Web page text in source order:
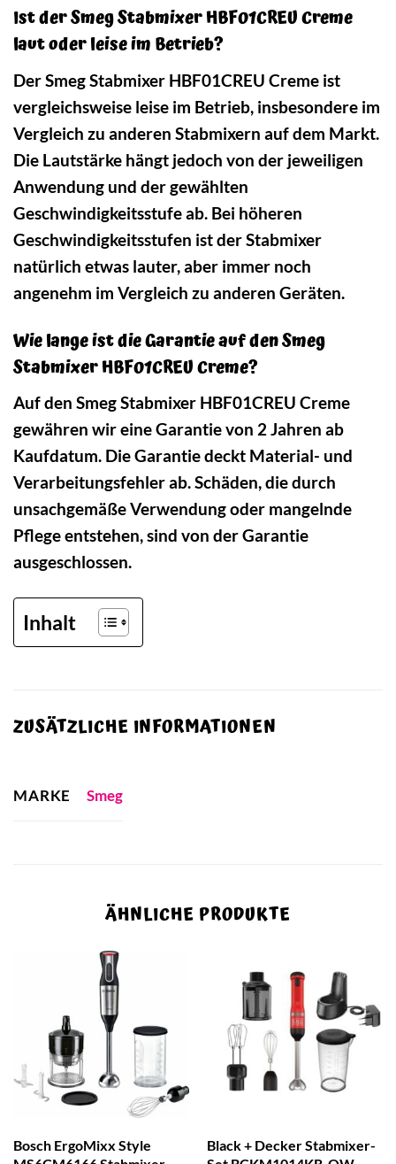
Ist der Smeg Stabmixer HBF01CREU Creme
laut oder leise im Betrieb?
Der Smeg Stabmixer HBF01CREU Creme ist
vergleichsweise leise im Betrieb, insbesondere im
Vergleich zu anderen Stabmixern auf dem Markt.
Die Lautstärke hängt jedoch von der jeweiligen
Anwendung und der gewählten
Geschwindigkeitsstufe ab. Bei höheren
Geschwindigkeitsstufen ist der Stabmixer
natürlich etwas lauter, aber immer noch
angenehm im Vergleich zu anderen Geräten.
Wie lange ist die Garantie auf den Smeg
Stabmixer HBF01CREU Creme?
Auf den Smeg Stabmixer HBF01CREU Creme
gewähren wir eine Garantie von 2 Jahren ab
Kaufdatum. Die Garantie deckt Material- und
Verarbeitungsfehler ab. Schäden, die durch
unsachgemäße Verwendung oder mangelnde
Pflege entstehen, sind von der Garantie
ausgeschlossen.
Inhalt
ZUSÄTZLICHE INFORMATIONEN
MARKE Smeg
ÄHNLICHE PRODUKTE
Bosch ErgoMixx Style
Black + Decker Stabmixer-